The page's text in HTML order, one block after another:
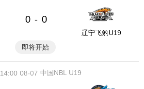
0 - 0
辽宁飞豹U19
即将开始
08-07
14:00 中国NBL U19